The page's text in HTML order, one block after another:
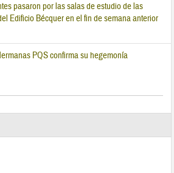
pasaron por las salas de estudio de las
Edificio Bécquer en el fin de semana anterior
PQS confirma su hegemonía